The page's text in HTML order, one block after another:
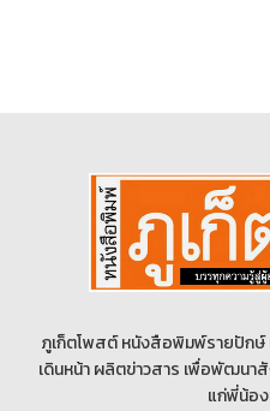
ภูเก็ตโพสต์ หนังสือพิมพ์รายปักษ์
เดินหน้า ผลิตข่าวสาร เพื่อพัฒนา
แก่พี่น้อง